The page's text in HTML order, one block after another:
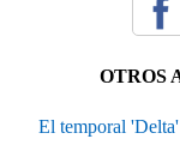
OTROS
El temporal